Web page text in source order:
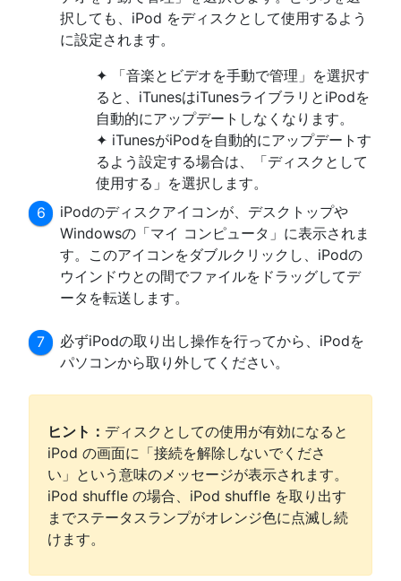
択しても、iPod をディスクとして使用するよう
に設定されます。
✦ 「音楽とビデオを手動で管理」を選択す
ると、iTunesはiTunesライブラリとiPodを
自動的にアップデートしなくなります。
✦ iTunesがiPodを自動的にアップデートす
るよう設定する場合は、「ディスクとして
使用する」を選択します。
iPodのディスクアイコンが、デスクトップや
Windowsの「マイ コンピュータ」に表示されま
す。このアイコンをダブルクリックし、iPodの
ウインドウとの間でファイルをドラッグしてデ
ータを転送します。
必ずiPodの取り出し操作を行ってから、iPodを
パソコンから取り外してください。
ヒント： ディスクとしての使用が有効になると
iPod の画面に「接続を解除しないでくださ
い」という意味のメッセージが表示されます。
iPod shuffle の場合、iPod shuffle を取り出す
までステータスランプがオレンジ色に点滅し続
けます。